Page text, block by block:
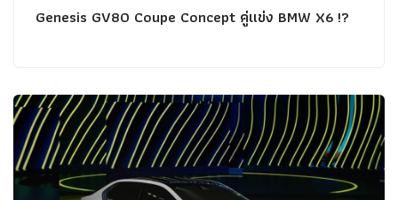
Genesis GV80 Coupe Concept คู่แข่ง BMW X6 !?